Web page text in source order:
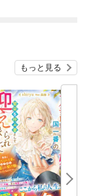
もっと見る